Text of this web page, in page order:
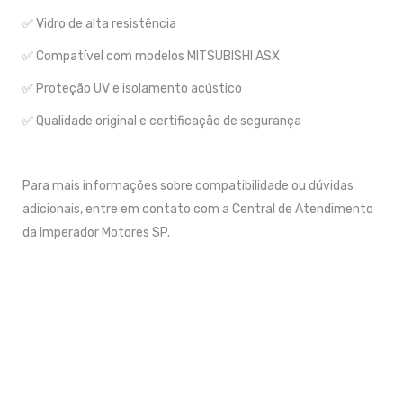
✅ Vidro de alta resistência
✅ Compatível com modelos MITSUBISHI ASX
✅ Proteção UV e isolamento acústico
✅ Qualidade original e certificação de segurança
Para mais informações sobre compatibilidade ou dúvidas
adicionais, entre em contato com a Central de Atendimento
da Imperador Motores SP.